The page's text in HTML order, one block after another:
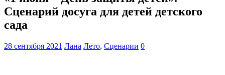
Сценарий досуга для детей детского
сада
28 сентября 2021 Лана Лето, Сценарии 0